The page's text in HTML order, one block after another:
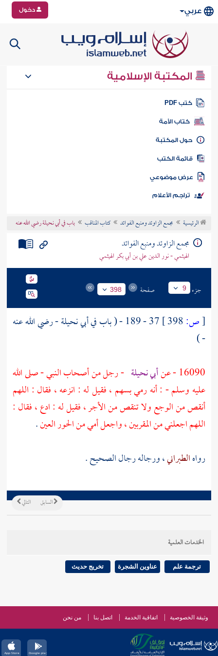
عربي دخول
المكتبة الإسلامية
كتب PDF
كتاب الأمة
المكتبة
الكتب
موضوعي
تراجم الأعلام
الرئيسية مجمع الزاوئد ومنبع الفوائد كتاب المناقب باب في أبي نحيلة رضي الله عنه
مجمع الزاوئد ومنبع الفوائد
الهيثمي - نور الدين علي بن أبي بكر الهيثمي
جزء 9 صفحة 398
[ص: 37 - 189 - ( باب في أبي نحيلة- رضي الله عنه
- )
16090 - عن
أبي نحيلة - رجل من أصحاب النبي - صلى الله
عليه وسلم - : أنه رمي بسهم ، فقيل له : انزعه ، فقال : اللهم
أنقص من الوجع ولا تنقص من الأجر ، فقيل له : ادع ، فقال :
اللهم اجعلني من المقربين ، واجعل أمي من الحور العين.
رواهالطبراني، ورجاله رجال الصحيح .
التالي السابق
الخدمات العلمية
ترجمة علم عناوين الشجرة تخريج حديث
وثيقة الخصوصية اتفاقية الخدمة اتصل بنا من نحن